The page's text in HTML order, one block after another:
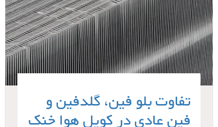
تفاوت بلو فین، گلدفین و
فین عادی در کویل هوا خنک